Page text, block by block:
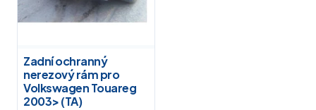
Zadní ochranný
nerezový rám pro
Volkswagen Touareg
2003> (TA)